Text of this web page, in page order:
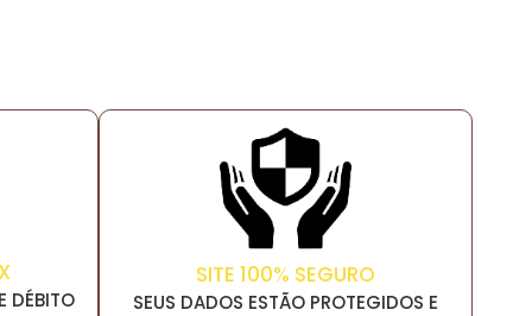
DÉBITO
SITE 100% SEGURO
SEUS DADOS ESTÃO PROTEGIDOS E